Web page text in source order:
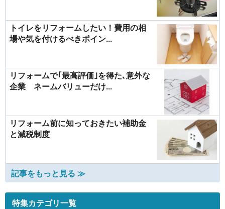
トイレをリフォームしたい！費用の相
場や気を付けるべきポイン...
リフォームで｢最高評価｣を得た､意外な
企業 ネームバリューだけ...
リフォーム前に知っておきたい補助金
と減税制度
記事をもっと見る ≫
特集カテゴリ一覧